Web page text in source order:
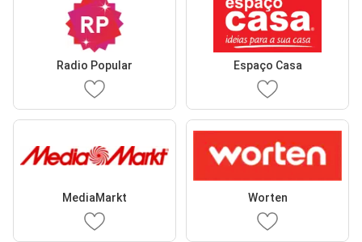
Radio Popular Espaço Casa
MediaMarkt Worten